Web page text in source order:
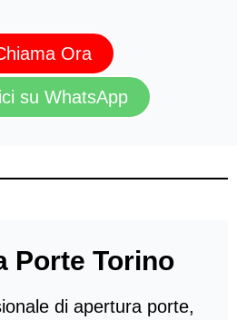
Ora
su WhatsApp
Porte Torino
di apertura porte,